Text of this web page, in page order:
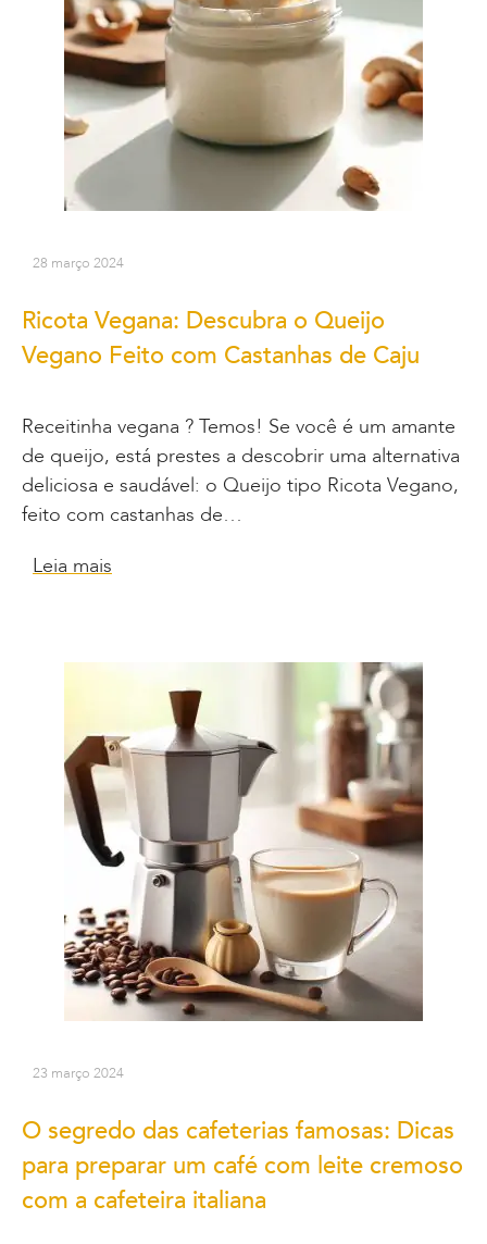
28 março 2024
Ricota Vegana: Descubra o Queijo
Vegano Feito com Castanhas de Caju
Receitinha vegana ? Temos! Se você é um amante
de queijo, está prestes a descobrir uma alternativa
deliciosa e saudável: o Queijo tipo Ricota Vegano,
feito com castanhas de…
Leia mais
23 março 2024
O segredo das cafeterias famosas: Dicas
para preparar um café com leite cremoso
com a cafeteira italiana